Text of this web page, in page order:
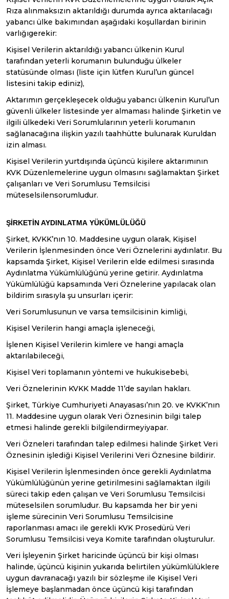
Rıza alınmaksızın aktarıldığı durumda ayrıca aktarılacağı
yabancı ülke bakımından aşağıdaki koşullardan birinin
varlığıgerekir:
Kişisel Verilerin aktarıldığı yabancı ülkenin Kurul
tarafından yeterli korumanın bulunduğu ülkeler
statüsünde olması (liste için lütfen Kurul’un güncel
listesini takip ediniz),
Aktarımın gerçekleşecek olduğu yabancı ülkenin Kurul’un
güvenli ülkeler listesinde yer almaması halinde Şirketin ve
ilgili ülkedeki Veri Sorumlularının yeterli korumanın
sağlanacağına ilişkin yazılı taahhütte bulunarak Kuruldan
izin alması.
Kişisel Verilerin yurtdışında üçüncü kişilere aktarımının
KVK Düzenlemelerine uygun olmasını sağlamaktan Şirket
çalışanları ve Veri Sorumlusu Temsilcisi
müteselsilensorumludur.
ŞİRKETİN AYDINLATMA YÜKÜMLÜLÜĞÜ
Şirket, KVKK’nın 10. Maddesine uygun olarak, Kişisel
Verilerin İşlenmesinden önce Veri Öznelerini aydınlatır. Bu
kapsamda Şirket, Kişisel Verilerin elde edilmesi sırasında
Aydınlatma Yükümlülüğünü yerine getirir. Aydınlatma
Yükümlülüğü kapsamında Veri Öznelerine yapılacak olan
bildirim sırasıyla şu unsurları içerir:
Veri Sorumlusunun ve varsa temsilcisinin kimliği,
Kişisel Verilerin hangi amaçla işleneceği,
İşlenen Kişisel Verilerin kimlere ve hangi amaçla
aktarılabileceği,
Kişisel Veri toplamanın yöntemi ve hukukisebebi,
Veri Öznelerinin KVKK Madde 11’de sayılan hakları.
Şirket, Türkiye Cumhuriyeti Anayasası’nın 20. ve KVKK’nın
11. Maddesine uygun olarak Veri Öznesinin bilgi talep
etmesi halinde gerekli bilgilendirmeyiyapar.
Veri Özneleri tarafından talep edilmesi halinde Şirket Veri
Öznesinin işlediği Kişisel Verilerini Veri Öznesine bildirir.
Kişisel Verilerin İşlenmesinden önce gerekli Aydınlatma
Yükümlülüğünün yerine getirilmesini sağlamaktan ilgili
süreci takip eden çalışan ve Veri Sorumlusu Temsilcisi
müteselsilen sorumludur. Bu kapsamda her bir yeni
işleme sürecinin Veri Sorumlusu Temsilcisine
raporlanması amacı ile gerekli KVK Prosedürü Veri
Sorumlusu Temsilcisi veya Komite tarafından oluşturulur.
Veri İşleyenin Şirket haricinde üçüncü bir kişi olması
halinde, üçüncü kişinin yukarıda belirtilen yükümlülüklere
uygun davranacağı yazılı bir sözleşme ile Kişisel Veri
İşlemeye başlanmadan önce üçüncü kişi tarafından